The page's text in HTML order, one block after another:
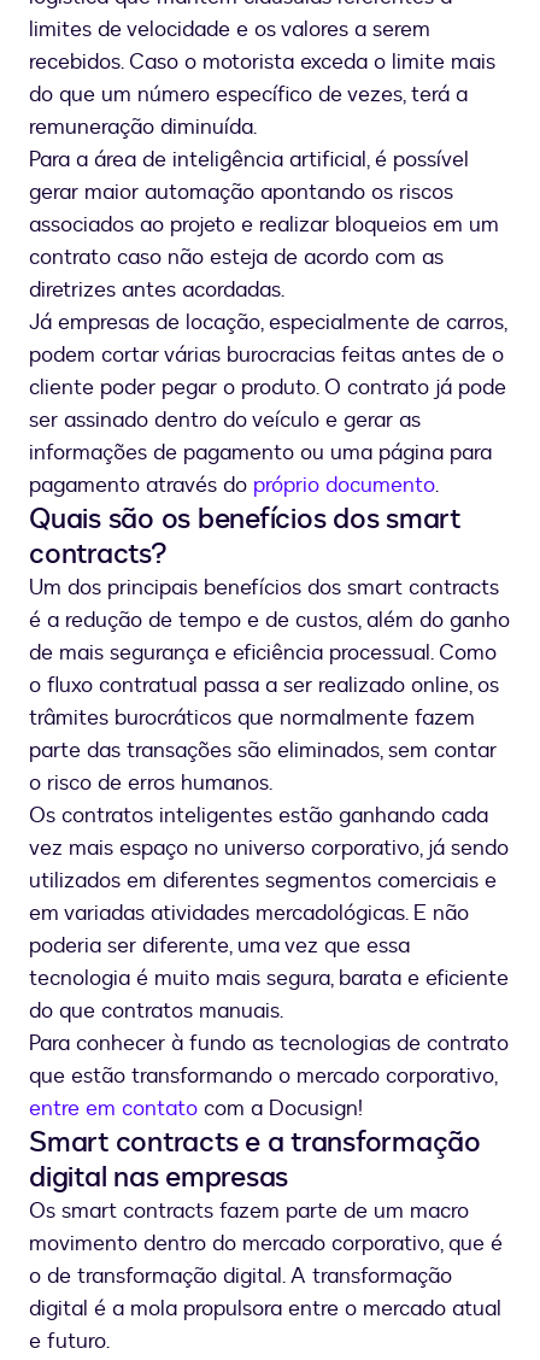
limites de velocidade e os valores a serem
recebidos. Caso o motorista exceda o limite mais
do que um número específico de vezes, terá a
remuneração diminuída.
Para a área de inteligência artificial, é possível
gerar maior automação apontando os riscos
associados ao projeto e realizar bloqueios em um
contrato caso não esteja de acordo com as
diretrizes antes acordadas.
Já empresas de locação, especialmente de carros,
podem cortar várias burocracias feitas antes de o
cliente poder pegar o produto. O contrato já pode
ser assinado dentro do veículo e gerar as
informações de pagamento ou uma página para
pagamento através do próprio documento.
Quais são os benefícios dos smart
contracts?
Um dos principais benefícios dos smart contracts
é a redução de tempo e de custos, além do ganho
de mais segurança e eficiência processual. Como
o fluxo contratual passa a ser realizado online, os
trâmites burocráticos que normalmente fazem
parte das transações são eliminados, sem contar
o risco de erros humanos.
Os contratos inteligentes estão ganhando cada
vez mais espaço no universo corporativo, já sendo
utilizados em diferentes segmentos comerciais e
em variadas atividades mercadológicas. E não
poderia ser diferente, uma vez que essa
tecnologia é muito mais segura, barata e eficiente
do que contratos manuais.
Para conhecer à fundo as tecnologias de contrato
que estão transformando o mercado corporativo,
entre em contato com a Docusign!
Smart contracts e a transformação
digital nas empresas
Os smart contracts fazem parte de um macro
movimento dentro do mercado corporativo, que é
o de transformação digital. A transformação
digital é a mola propulsora entre o mercado atual
e futuro.